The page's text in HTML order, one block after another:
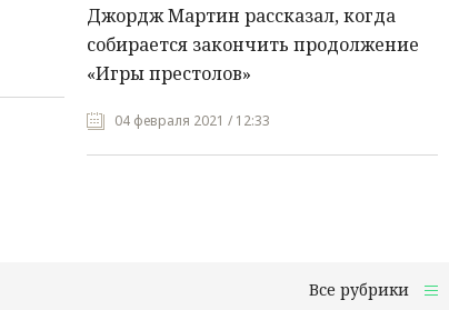
Джордж Мартин рассказал, когда
собирается закончить продолжение
«Игры престолов»
04 февраля 2021 / 12:33
Все рубрики